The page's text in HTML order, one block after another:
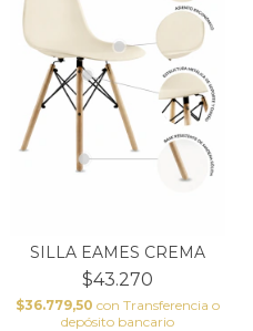
SILLA EAMES CREMA
$43.270
$36.779,50 con Transferencia o
depósito bancario